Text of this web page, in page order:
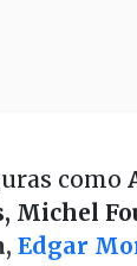
como
Michel
Edgar